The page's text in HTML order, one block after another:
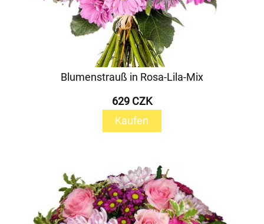
Blumenstrauß in Rosa-Lila-Mix
629 CZK
Kaufen